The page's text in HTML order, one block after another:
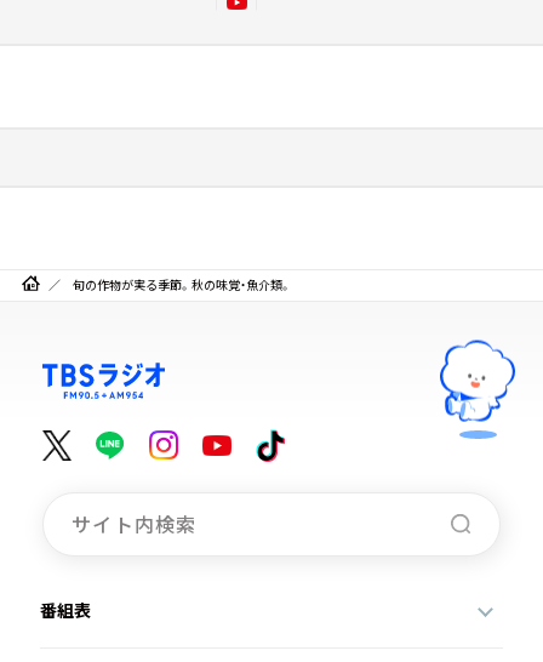
旬の作物が実る季節。秋の味覚・魚介類。
番組表